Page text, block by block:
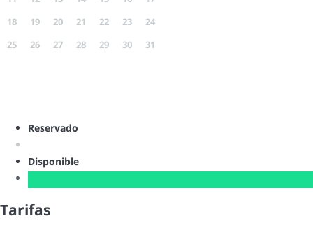
18
19 20 21 22 23
24
25
26 27 28 29 30 31
Reservado
Disponible
Tarifas